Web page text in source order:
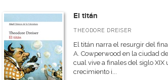
El titán
THEODORE DREISER
El titán narra el resurgir del
A. Cowperwood en la ciudad
cual vive a finales del siglo XIX
crecimiento i...